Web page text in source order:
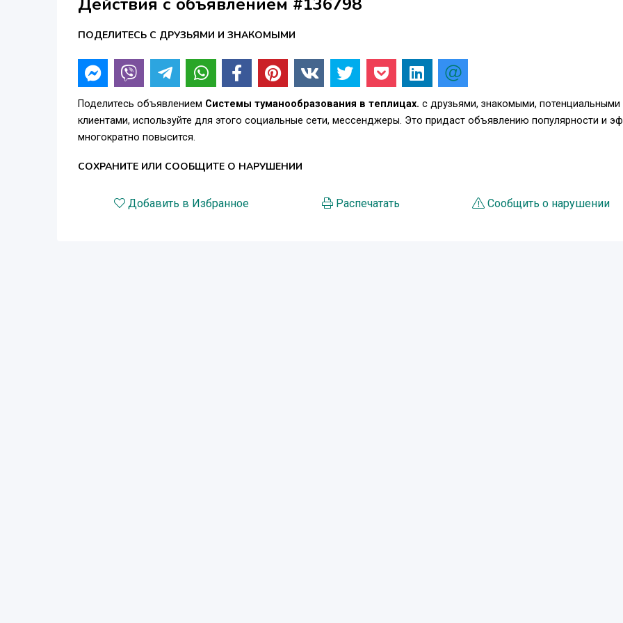
ПОДЕЛИТЕСЬ С ДРУЗЬЯМИ И ЗНАКОМЫМИ
Поделитесь объявлением Системы туманообразования в теплицах. с друзьями, знакомыми, потенциальными
клиентами, используйте для этого социальные сети, мессенджеры. Это придаст объявлению популярности и
многократно повысится.
СОХРАНИТЕ ИЛИ СООБЩИТЕ О НАРУШЕНИИ
Добавить в Избранное Распечатать Сообщить о нарушении